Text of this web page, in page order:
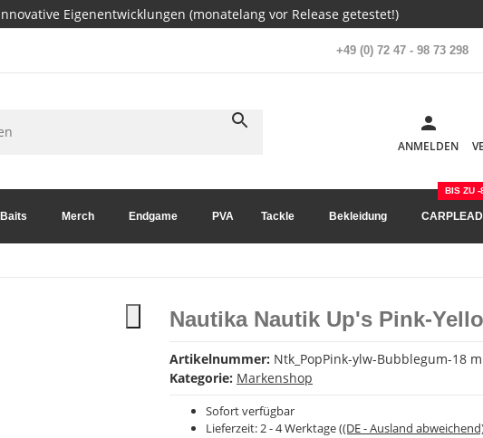
Eigenentwicklungen (monatelang vor Release getestet!)
+49 (0) 72 47 - 98 73 298
ANMELDEN
Merch Endgame PVA Tackle Bekleidung
BIS ZU -
Nautika Nautik Up's Pink-
Artikelnummer: Ntk_PopPink-ylw-Bubblegum-18
Kategorie: Markenshop
Sofort verfügbar
Lieferzeit: 2 - 4 Werktage((DE - Ausland